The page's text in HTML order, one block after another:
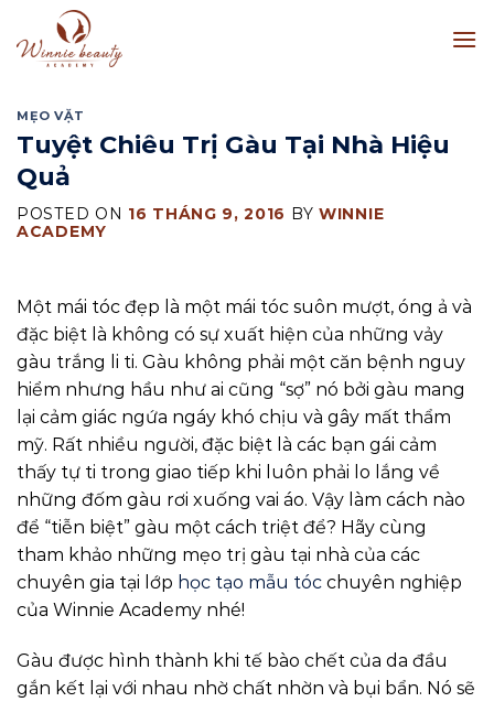
to
content
MẸO VẶT
Tuyệt Chiêu Trị Gàu Tại Nhà Hiệu
Quả
POSTED ON 16 THÁNG 9, 2016 BYWINNIE
ACADEMY
Một mái tóc đẹp là một mái tóc suôn mượt, óng ả và
đặc biệt là không có sự xuất hiện của những vảy
gàu trắng li ti. Gàu không phải một căn bệnh nguy
hiểm nhưng hầu như ai cũng “sợ” nó bởi gàu mang
lại cảm giác ngứa ngáy khó chịu và gây mất thẩm
mỹ. Rất nhiều người, đặc biệt là các bạn gái cảm
thấy tự ti trong giao tiếp khi luôn phải lo lắng về
những đốm gàu rơi xuống vai áo. Vậy làm cách nào
để “tiễn biệt” gàu một cách triệt để? Hãy cùng
tham khảo những mẹo trị gàu tại nhà của các
chuyên gia tại lớp học tạo mẫu tóc chuyên nghiệp
của Winnie Academy nhé!
Gàu được hình thành khi tế bào chết của da đầu
gắn kết lại với nhau nhờ chất nhờn và bụi bẩn. Nó sẽ